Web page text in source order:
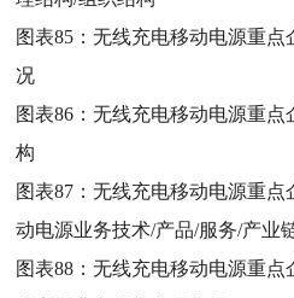
图表85：无线充电移动电源重点
况
图表86：无线充电移动电源重点
构
图表87：无线充电移动电源重点
动电源业务技术/产品/服务/产业
图表88：无线充电移动电源重点